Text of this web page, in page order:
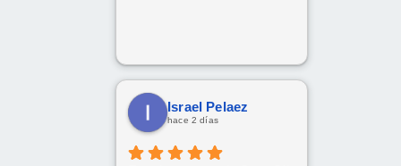
Israel Pelaez
hace 2 días